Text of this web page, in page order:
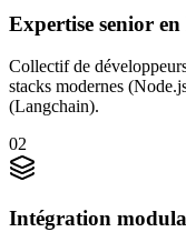
Expertise senior
Collectif de
stacks modernes
(Langchain).
02
Intégration